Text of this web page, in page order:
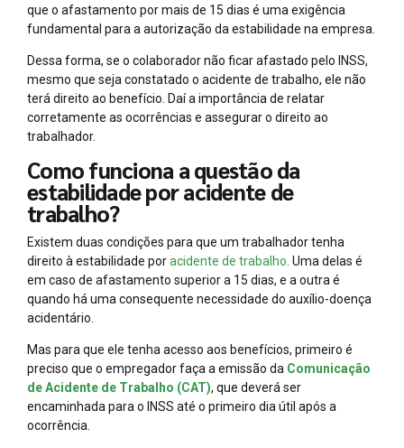
que o afastamento por mais de 15 dias é uma exigência
fundamental para a autorização da estabilidade na empresa.
Dessa forma, se o colaborador não ficar afastado pelo INSS,
mesmo que seja constatado o acidente de trabalho, ele não
terá direito ao benefício. Daí a importância de relatar
corretamente as ocorrências e assegurar o direito ao
trabalhador.
Como funciona a questão da
estabilidade por acidente de
trabalho?
Existem duas condições para que um trabalhador tenha
direito à estabilidade poracidente de trabalho . Uma delas é
em caso de afastamento superior a 15 dias, e a outra é
quando há uma consequente necessidade do auxílio-doença
acidentário.
Mas para que ele tenha acesso aos benefícios, primeiro é
preciso que o empregador faça a emissão da Comunicação
de Acidente de Trabalho (CAT), que deverá ser
encaminhada para o INSS até o primeiro dia útil após a
ocorrência.